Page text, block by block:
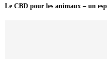
Le CBD pour les animaux – un